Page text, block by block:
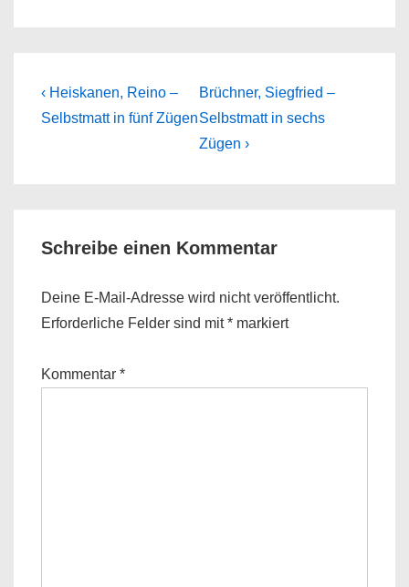
Beitragsnavigation
Previous
Post
‹ Heiskanen, Reino –
Selbstmatt in fünf Zügen
Next
Post
is
Brüchner, Siegfried –
Selbstmatt in sechs
Zügen ›
Schreibe einen Kommentar
Deine E-Mail-Adresse wird nicht veröffentlicht.
Erforderliche Felder sind mit* markiert
Kommentar *